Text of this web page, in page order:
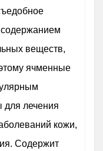
содержанием
веществ,
ячменные
для лечения
кожи,
Содержит